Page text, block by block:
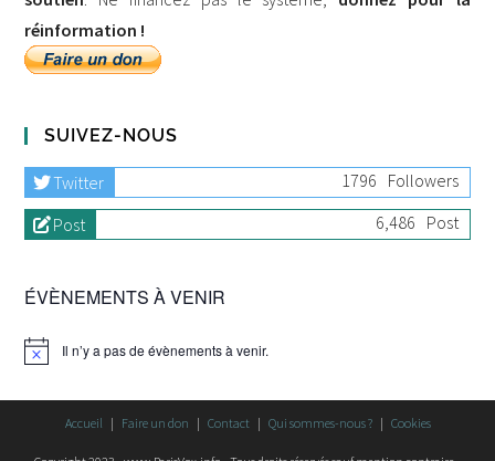
réinformation !
SUIVEZ-NOUS
Twitter 1796 Followers
Post
6,486 Post
ÉVÈNEMENTS À VENIR
Il n’y a pas de évènements à venir.
Accueil Faire un don Contact Qui sommes-nous ? Cookies